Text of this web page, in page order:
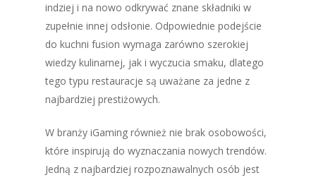
indziej i na nowo odkrywać znane składniki w
zupełnie innej odsłonie. Odpowiednie podejście
do kuchni fusion wymaga zarówno szerokiej
wiedzy kulinarnej, jak i wyczucia smaku, dlatego
tego typu restauracje są uważane za jedne z
najbardziej prestiżowych.
W branży iGaming również nie brak osobowości,
które inspirują do wyznaczania nowych trendów.
Jedną z najbardziej rozpoznawalnych osób jest